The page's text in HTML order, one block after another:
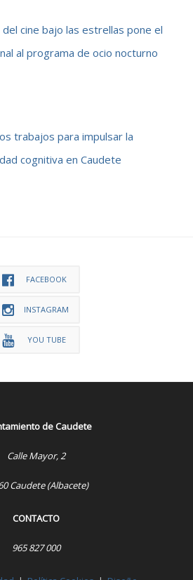
del cine bajo las estrellas pone el
al programa de ocio nocturno
trabajos para impulsar la
cognitiva en Caudete
FACEBOOK
INSTAGRAM
YOU TUBE
de Caudete
Calle Mayor, 2
Caudete (Albacete)
CONTACTO
965 827 000